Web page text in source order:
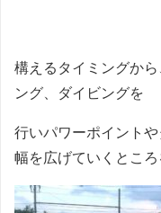
構えるタイミングか
ング、ダイビングを
行いパワーポイント
幅を広げていくとこ